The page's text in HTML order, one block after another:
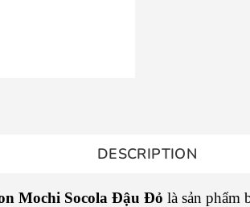
DESCRIPTION
Mochi Socola Đậu Đỏ là sản phẩm